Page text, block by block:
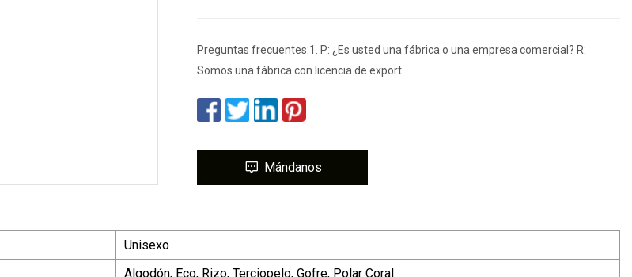
Preguntas frecuentes:1. P: ¿Es usted una fábrica o una empresa comercial? R:
Somos una fábrica con licencia de export
Mándanos
Unisexo
Algodón, Eco, Rizo, Terciopelo, Gofre, Polar Coral